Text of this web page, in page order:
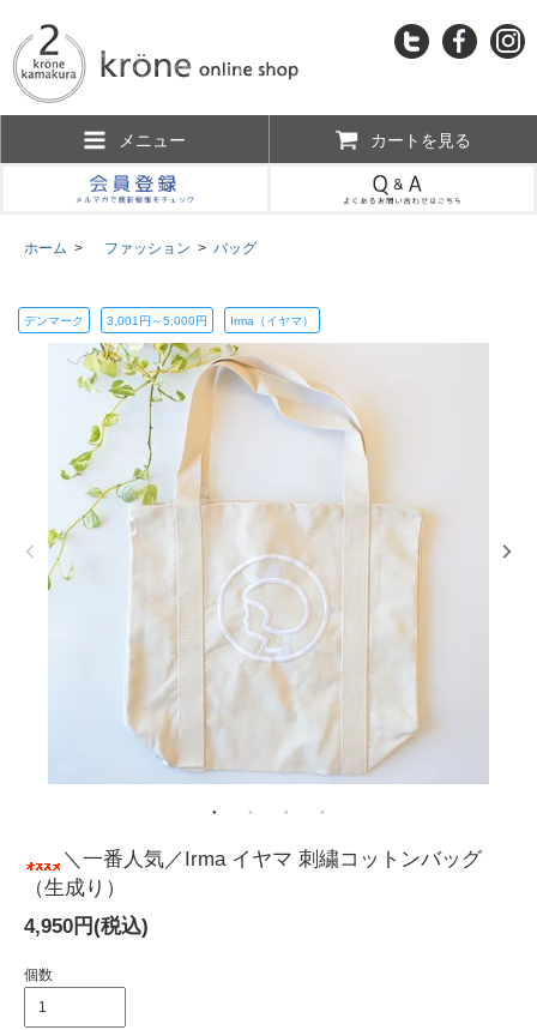
メニュー カートを見る
ホーム > ファッション > バッグ
デンマーク 3,001円～5,000円 Irma（イヤマ）
＼一番人気／Irma イヤマ 刺繍コットンバッグ
（生成り）
4,950円(税込)
個数